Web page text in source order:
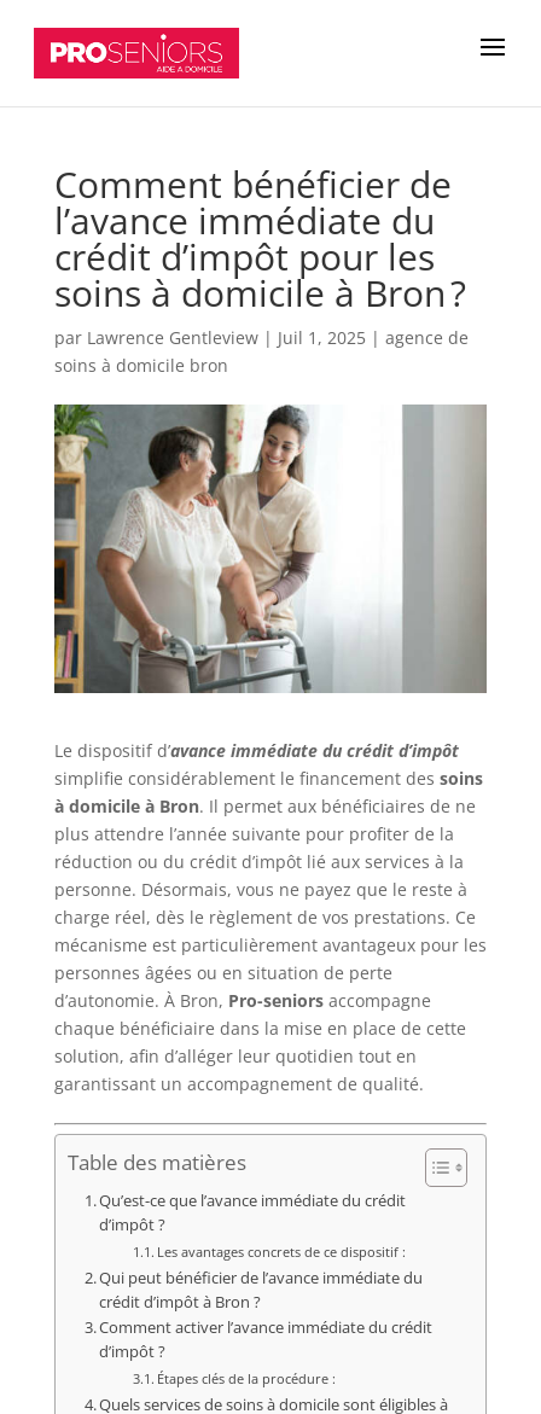
Comment bénéficier de
l’avance immédiate du
crédit d’impôt pour les
soins à domicile à Bron ?
par Lawrence Gentleview| Juil 1, 2025| agence de
soins à domicile bron
Le dispositif d’avance immédiate du crédit d’impôt
simplifie considérablement le financement des soins
à domicile à Bron. Il permet aux bénéficiaires de ne
plus attendre l’année suivante pour profiter de la
réduction ou du crédit d’impôt lié aux services à la
personne. Désormais, vous ne payez que le reste à
charge réel, dès le règlement de vos prestations. Ce
mécanisme est particulièrement avantageux pour les
personnes âgées ou en situation de perte
d’autonomie. À Bron, Pro-seniorsaccompagne
chaque bénéficiaire dans la mise en place de cette
solution, afin d’alléger leur quotidien tout en
garantissant un accompagnement de qualité.
Table des matières
Qu’est-ce que l’avance immédiate du crédit
d’impôt ?
Les avantages concrets de ce dispositif :
Qui peut bénéficier de l’avance immédiate du
crédit d’impôt à Bron ?
Comment activer l’avance immédiate du crédit
d’impôt ?
Étapes clés de la procédure :
Quels services de soins à domicile sont éligibles à